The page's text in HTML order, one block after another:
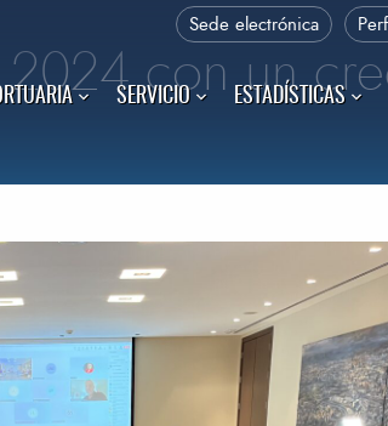
Sede electrónica
SERVICIO ESTADÍSTICAS
con un